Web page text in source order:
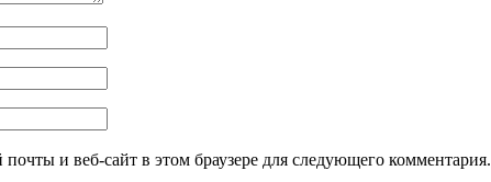
и веб-сайт в этом браузере для следующего комментария.